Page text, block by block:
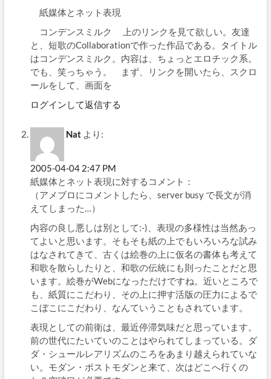
紙媒体とネット表現
コンデンスミルク 上のリンクを見て欲しい。友達
と、短歌のCollaborationで作った作品である。タイトル
はコンデンスミルク。内容は、ちょっとエロチック系。
でも、笑っちゃう。 まず、リンクを開いたら、スクロ
ールをして、画面を
ログインして返信する
Nat より:
2005-04-04 2:47 PM
紙媒体とネット表現に対するコメント：
（アメブロにコメントしたら、server busy で長文が消
えてしまった…）
内容の良し悪しは別として:-)、表現の多様性は当然あっ
てよいと思います。そもそも紙の上でもいろいろな試み
はなされてきて、古くは絵巻の上に仮名の書体も考えて
和歌を散らしたりと、和歌の伝統にも則ったことだと思
います。絵巻がWebになっただけですね。近いところで
も、紙質にこだわり、その上に押す活版の圧力によるで
こぼこにこだわり、なんていうこともされています。
表現としての前衛は、最近停滞気味だと思っています。
前の世代にたいていのことはやられてしまっている。ダ
ダ・シュールレアリズムのころをあまり越えられていな
い。モダン・ポストモダンと来て、次はどこへ行くの